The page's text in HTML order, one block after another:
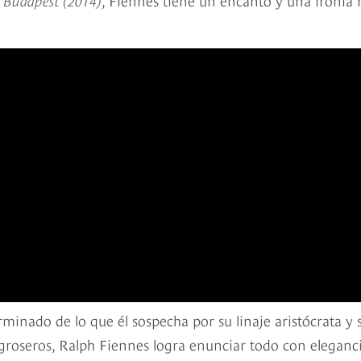
de lo que él sospecha por su linaje aristócrata y
Ralph Fiennes logra enunciar todo con